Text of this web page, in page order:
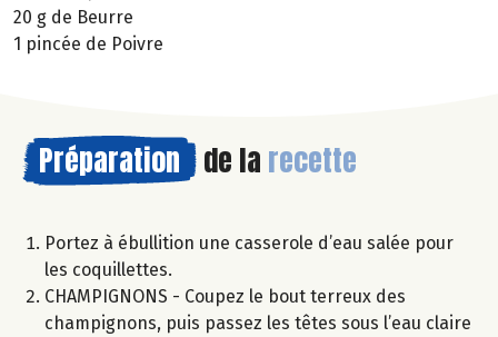
20 g de Beurre
1 pincée de Poivre
Préparation de la recette
Portez à ébullition une casserole d’eau salée pour
les coquillettes.
CHAMPIGNONS - Coupez le bout terreux des
champignons, puis passez les têtes sous l’eau claire